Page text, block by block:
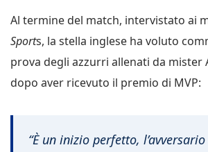
Al termine del match, intervistato ai
Sports, la stella inglese ha voluto
prova degli azzurri allenati da mister
dopo aver ricevuto il premio di MVP:
“È un inizio perfetto,